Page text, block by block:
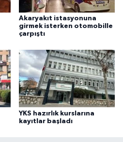
Akaryakıt istasyonuna
girmek isterken otomobille
çarpıştı
YKS hazırlık kurslarına
kayıtlar başladı